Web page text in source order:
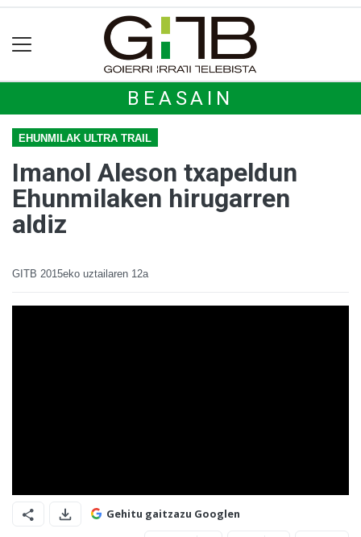
BEASAIN
EHUNMILAK ULTRA TRAIL
Imanol Aleson txapeldun
Ehunmilaken hirugarren
aldiz
GITB 2015eko uztailaren 12a
Gehitu gaitzazu Googlen